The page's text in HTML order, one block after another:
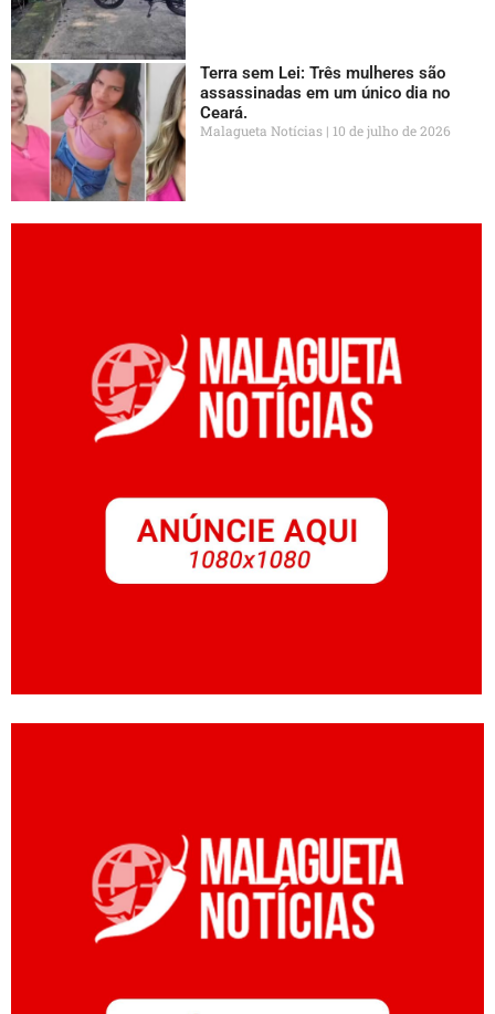
Terra sem Lei: Três mulheres são
assassinadas em um único dia no
Ceará.
Malagueta Notícias 10 de julho de 2026